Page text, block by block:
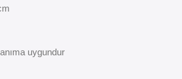
uygundur